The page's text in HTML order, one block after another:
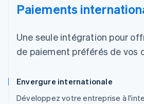
Paiements
Une seule intégration pour
de paiement préférés de vos
Envergure internationale
Développez votre entreprise à